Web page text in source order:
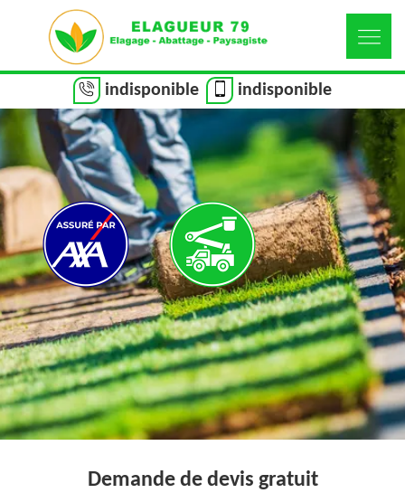
indisponible indisponible
Demande de devis gratuit